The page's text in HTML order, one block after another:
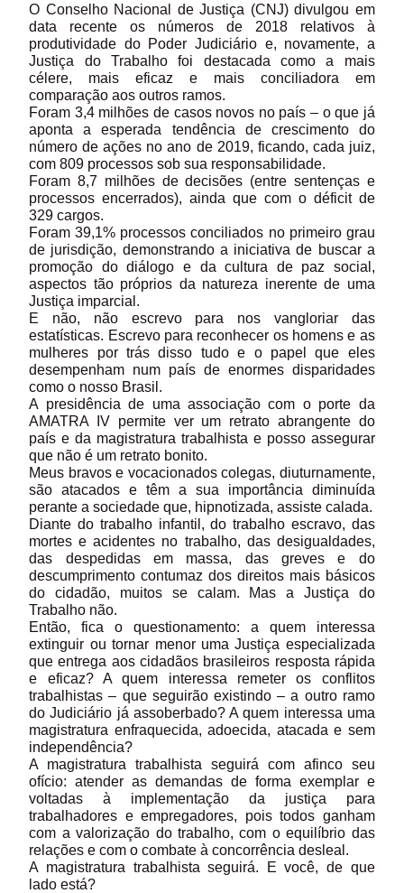
O Conselho Nacional de Justiça (CNJ) divulgou em
data recente os números de 2018 relativos à
produtividade do Poder Judiciário e, novamente, a
Justiça do Trabalho foi destacada como a mais
célere, mais eficaz e mais conciliadora em
comparação aos outros ramos.
Foram 3,4 milhões de casos novos no país – o que já
aponta a esperada tendência de crescimento do
número de ações no ano de 2019, ficando, cada juiz,
com 809 processos sob sua responsabilidade.
Foram 8,7 milhões de decisões (entre sentenças e
processos encerrados), ainda que com o déficit de
329 cargos.
Foram 39,1% processos conciliados no primeiro grau
de jurisdição, demonstrando a iniciativa de buscar a
promoção do diálogo e da cultura de paz social,
aspectos tão próprios da natureza inerente de uma
Justiça imparcial.
E não, não escrevo para nos vangloriar das
estatísticas. Escrevo para reconhecer os homens e as
mulheres por trás disso tudo e o papel que eles
desempenham num país de enormes disparidades
como o nosso Brasil.
A presidência de uma associação com o porte da
AMATRA IV permite ver um retrato abrangente do
país e da magistratura trabalhista e posso assegurar
que não é um retrato bonito.
Meus bravos e vocacionados colegas, diuturnamente,
são atacados e têm a sua importância diminuída
perante a sociedade que, hipnotizada, assiste calada.
Diante do trabalho infantil, do trabalho escravo, das
mortes e acidentes no trabalho, das desigualdades,
das despedidas em massa, das greves e do
descumprimento contumaz dos direitos mais básicos
do cidadão, muitos se calam. Mas a Justiça do
Trabalho não.
Então, fica o questionamento: a quem interessa
extinguir ou tornar menor uma Justiça especializada
que entrega aos cidadãos brasileiros resposta rápida
e eficaz? A quem interessa remeter os conflitos
trabalhistas – que seguirão existindo – a outro ramo
do Judiciário já assoberbado? A quem interessa uma
magistratura enfraquecida, adoecida, atacada e sem
independência?
A magistratura trabalhista seguirá com afinco seu
ofício: atender as demandas de forma exemplar e
voltadas à implementação da justiça para
trabalhadores e empregadores, pois todos ganham
com a valorização do trabalho, com o equilíbrio das
relações e com o combate à concorrência desleal.
A magistratura trabalhista seguirá. E você, de que
lado está?